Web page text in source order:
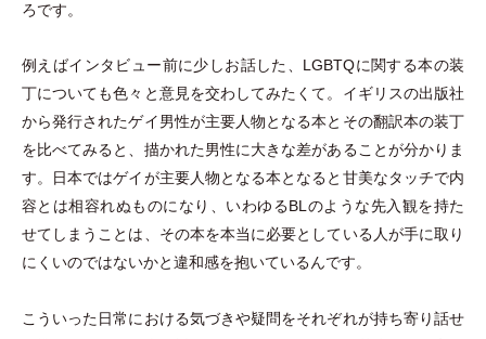
ろです。
例えばインタビュー前に少しお話した、LGBTQに関する本の装
丁についても色々と意見を交わしてみたくて。イギリスの出版社
から発行されたゲイ男性が主要人物となる本とその翻訳本の装丁
を比べてみると、描かれた男性に大きな差があることが分かりま
す。日本ではゲイが主要人物となる本となると甘美なタッチで内
容とは相容れぬものになり、いわゆるBLのような先入観を持た
せてしまうことは、その本を本当に必要としている人が手に取り
にくいのではないかと違和感を抱いているんです。
こういった日常における気づきや疑問をそれぞれが持ち寄り話せ